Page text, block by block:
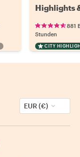
Highlights
881
Stunden
CITY
EUR (€)